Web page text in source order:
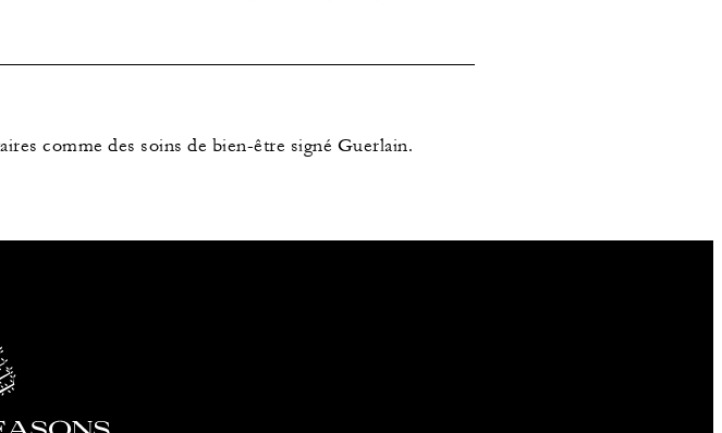
comme des soins de bien-être signé Guerlain.